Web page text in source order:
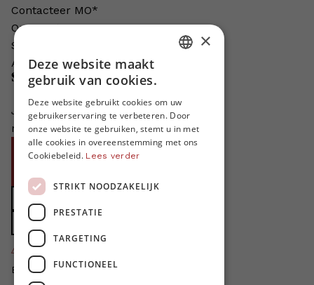
Contacteer MO*
Onze auteurs
Schrijven voor MO*?
Adverteren in MO*
Steun MO*
Je helpt ons groeien. MO* bestaat
niet zonder jouw steun!
Doe een gift
Zet MO* in uw testament
4424
Bedankt voor jullie steun!
ENGLISH
×
Deze website maakt
gebruik van cookies.
Deze website gebruikt cookies om uw
gebruikerservaring te verbeteren. Door
onze website te gebruiken, stemt u in met
alle cookies in overeenstemming met ons
Cookiebeleid. Lees verder
STRIKT NOODZAKELIJK
PRESTATIE
TARGETING
FUNCTIONEEL